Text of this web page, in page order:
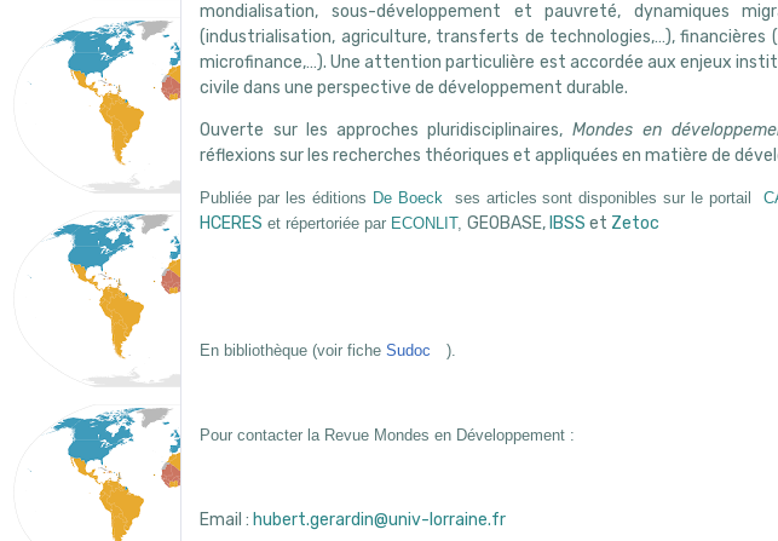
mondialisation, sous-développement et pauvreté, dynamiques
(industrialisation, agriculture, transferts de technologies,…),
microfinance,…). Une attention particulière est accordée aux enjeux
civile dans une perspective de développement durable.
Ouverte sur les approches pluridisciplinaires, Mondes en
réflexions sur les recherches théoriques et appliquées en matière de
Publiée par les éditions De Boeckses articles sont disponibles sur le portail
HCERES et répertoriée par ECONLIT,GEOBASE, IBSS et Zetoc
En bibliothèque (voir ficheSudoc ).
Pour contacter la Revue Mondes en Développement :
Email : hubert.gerardin@univ-lorraine.fr